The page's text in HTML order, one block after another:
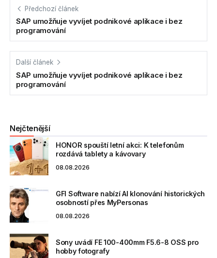
Předchozí článek
SAP umožňuje vyvíjet podnikové aplikace i bez
programování
Další článek
SAP umožňuje vyvíjet podnikové aplikace i bez
programování
Nejčtenější
HONOR spouští letní akci: K telefonům
rozdává tablety a kávovary
08.08.2026
GFI Software nabízí AI klonování historických
osobností přes MyPersonas
08.08.2026
Sony uvádí FE 100-400mm F5.6-8 OSS pro
hobby fotografy